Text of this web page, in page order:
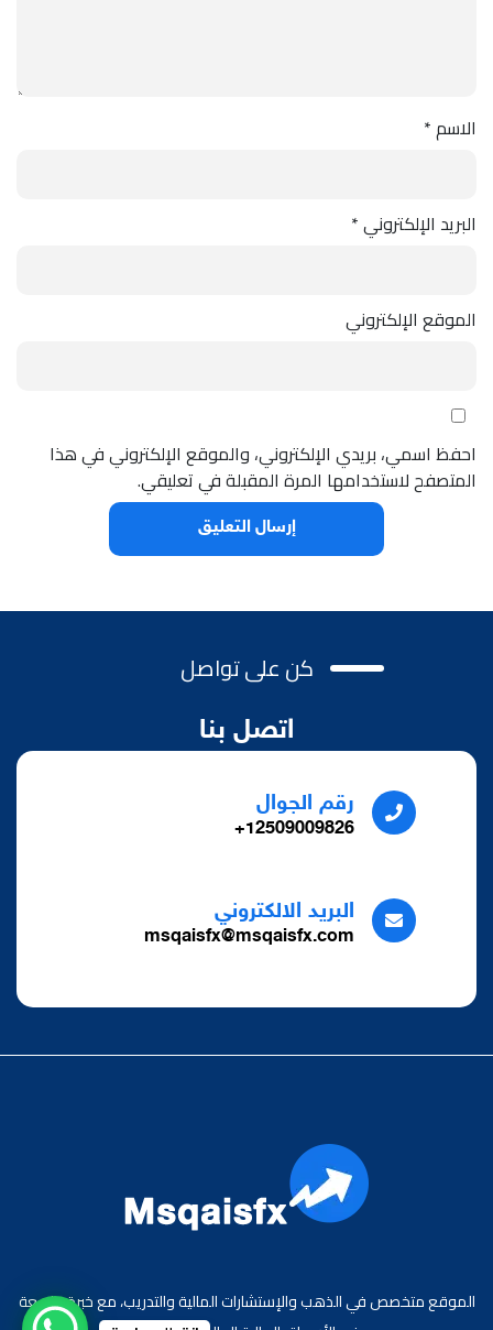
الاسم*
البريد الإلكتروني*
الموقع الإلكتروني
احفظ اسمي، بريدي الإلكتروني، والموقع الإلكتروني في هذا
المتصفح لاستخدامها المرة المقبلة في تعليقي.
كن على تواصل
اتصل بنا
رقم الجوال
12509009826+
البريد الالكتروني
msqaisfx@msqaisfx.com
الموقع متخصص في الذهب والإستشارات المالية والتدريب، مع خبرة واسعة